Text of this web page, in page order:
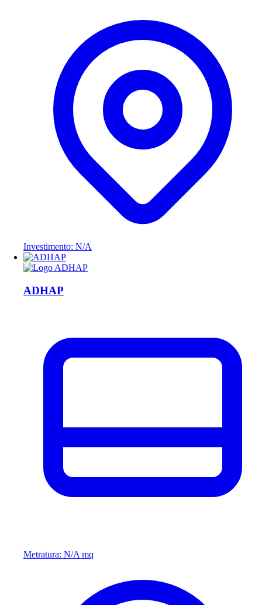
Investimento: N/A
ADHAP
Metratura: N/A mq